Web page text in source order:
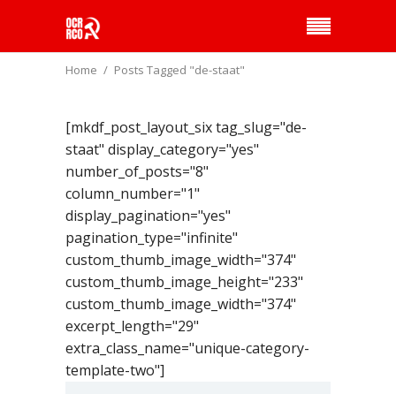
Home Posts Tagged "de-staat"
[mkdf_post_layout_six tag_slug="de-
staat" display_category="yes"
number_of_posts="8"
column_number="1"
display_pagination="yes"
pagination_type="infinite"
custom_thumb_image_width="374"
custom_thumb_image_height="233"
custom_thumb_image_width="374"
excerpt_length="29"
extra_class_name="unique-category-
template-two"]